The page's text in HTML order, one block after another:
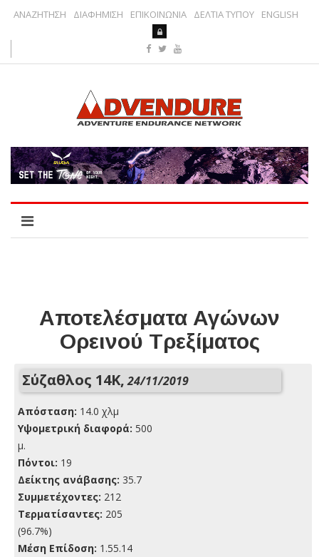
ΑΝΑΖΗΤΗΣΗ ΔΙΑΦΗΜΙΣΗ ΕΠΙΚΟΙΝΩΝΙΑ ΔΕΛΤΙΑ ΤΥΠΟΥ ENGLISH
Αποτελέσματα Αγώνων
Ορεινού Τρεξίματος
Σύζαθλος 14Κ,24/11/2019
Απόσταση: 14.0 χλμ
Yψομετρική διαφορά: 500
μ.
Πόντοι: 19
Δείκτης ανάβασης: 35.7
Συμμετέχοντες: 212
Τερματίσαντες: 205
(96.7%)
Μέση Επίδοση: 1.55.14